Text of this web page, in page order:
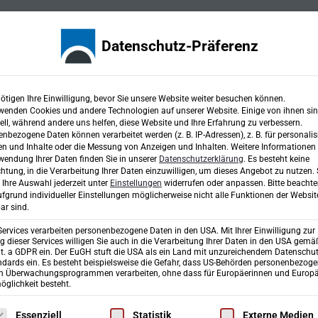
Ingenieurgesellschaft mbH & Co. KG
Richard-Wagner-Straße 6
D-86356 Neusäß/Augsburg
Datenschutz-Präferenz
Ihre Einwilligung, bevor Sie unsere Website weiter besuchen können.
Cookies und andere Technologien auf unserer Website. Einige von ihnen
während andere uns helfen, diese Website und Ihre Erfahrung zu verbessern.
Daten können verarbeitet werden (z. B. IP-Adressen), z. B. für
und Inhalte oder die Messung von Anzeigen und Inhalten. Weitere Informationen
Ihrer Daten finden Sie in unserer Datenschutzerklärung. Es besteht keine
in die Verarbeitung Ihrer Daten einzuwilligen, um dieses Angebot zu nutzen.
Auswahl jederzeit unter Einstellungen widerrufen oder anpassen. Bitte
individueller Einstellungen möglicherweise nicht alle Funktionen der
sind.
verarbeiten personenbezogene Daten in den USA. Mit Ihrer Einwilligung zur
dieser Services willigen Sie auch in die Verarbeitung Ihrer Daten in den USA
a GDPR ein. Der EuGH stuft die USA als ein Land mit unzureichendem
ein. Es besteht beispielsweise die Gefahr, dass US-Behörden
Überwachungsprogrammen verarbeiten, ohne dass für Europäerinnen und
besteht.
eine Liste der Service-Gruppen, für die eine Einwilligung
Essenziell Statistik Externe Medien